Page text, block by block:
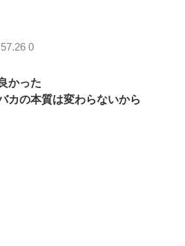
0
かった
カの本質は変わらないから